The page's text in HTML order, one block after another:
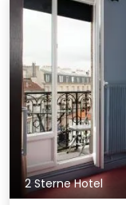
2 Sterne Hotel